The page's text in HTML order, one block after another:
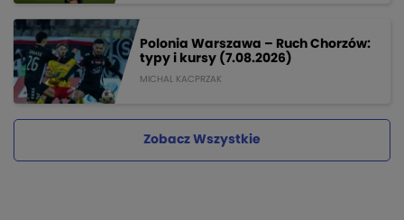
Polonia Warszawa – Ruch Chorzów:
typy i kursy (7.08.2026)
MICHAL KACPRZAK
Zobacz Wszystkie